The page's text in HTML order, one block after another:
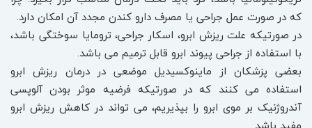
که در صورت عمل جراحی یا مصرف دارو کندن مجدد آن امکان دارد.
در صورتیکه علت ریزش ابرو، اسکار جراحی، ترومایا سوختگی باشد،
با استفاده از جراحی پیوند ابرو قابل ترمیم می باشد.
بعضی پزشکان از ماینوکسیدیل موضعی در درمان ریزش ابرو
استفاده می کنند که در صورتیکه فرضیه موثر بودن آلوپسی
آندروژنیک بر موی ابرو را بپذیریم، می تواند در کاهش ریزش ابرو